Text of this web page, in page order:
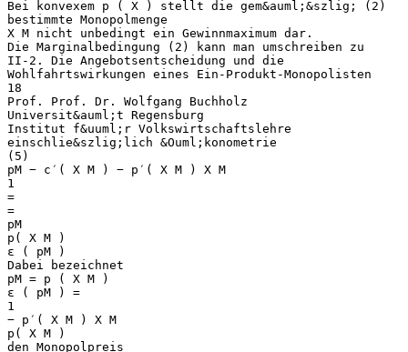
Bei konvexem p ( X ) stellt die gem&auml;&szlig; (2)
bestimmte Monopolmenge
X M nicht unbedingt ein Gewinnmaximum dar.
Die Marginalbedingung (2) kann man umschreiben zu
II-2. Die Angebotsentscheidung und die
Wohlfahrtswirkungen eines Ein-Produkt-Monopolisten
18
Prof. Prof. Dr. Wolfgang Buchholz
Universit&auml;t Regensburg
Institut f&uuml;r Volkswirtschaftslehre
einschlie&szlig;lich &Ouml;konometrie
(5)
pM − c′( X M ) − p′( X M ) X M
1
=
=
pM
p( X M )
ε ( pM )
Dabei bezeichnet
pM = p ( X M )
ε ( pM ) =
1
− p′( X M ) X M
p( X M )
den Monopolpreis